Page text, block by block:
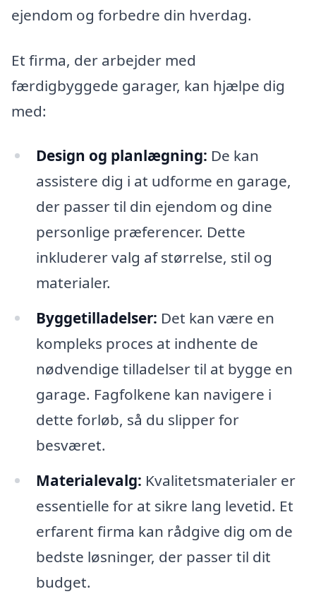
ejendom og forbedre din hverdag.
Et firma, der arbejder med
færdigbyggede garager, kan hjælpe dig
med:
Design og planlægning: De kan
assistere dig i at udforme en garage,
der passer til din ejendom og dine
personlige præferencer. Dette
inkluderer valg af størrelse, stil og
materialer.
Byggetilladelser: Det kan være en
kompleks proces at indhente de
nødvendige tilladelser til at bygge en
garage. Fagfolkene kan navigere i
dette forløb, så du slipper for
besværet.
Materialevalg: Kvalitetsmaterialer er
essentielle for at sikre lang levetid. Et
erfarent firma kan rådgive dig om de
bedste løsninger, der passer til dit
budget.